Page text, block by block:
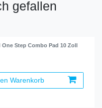
gefallen
One Step Combo Pad 10 Zoll
Warenkorb